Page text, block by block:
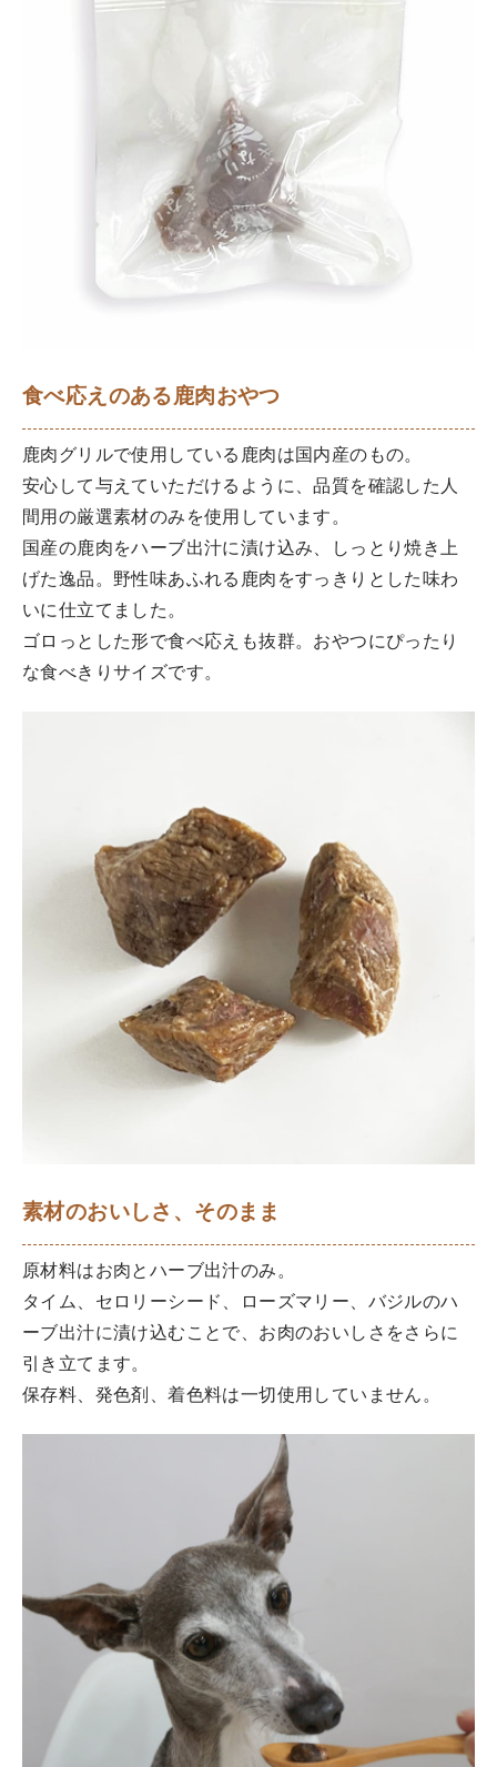
食べ応えのある鹿肉おやつ
鹿肉グリルで使用している鹿肉は国内産のもの。
安心して与えていただけるように、品質を確認した人
間用の厳選素材のみを使用しています。
国産の鹿肉をハーブ出汁に漬け込み、しっとり焼き上
げた逸品。野性味あふれる鹿肉をすっきりとした味わ
いに仕立てました。
ゴロっとした形で食べ応えも抜群。おやつにぴったり
な食べきりサイズです。
素材のおいしさ、そのまま
原材料はお肉とハーブ出汁のみ。
タイム、セロリーシード、ローズマリー、バジルのハ
ーブ出汁に漬け込むことで、お肉のおいしさをさらに
引き立てます。
保存料、発色剤、着色料は一切使用していません。